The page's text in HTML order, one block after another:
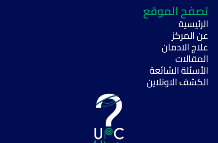
تصفح الموقع
الرئيسية
عن المركز
علاج الادمان
المقالات
الأسئلة الشائعة
الكشف الاونلاين